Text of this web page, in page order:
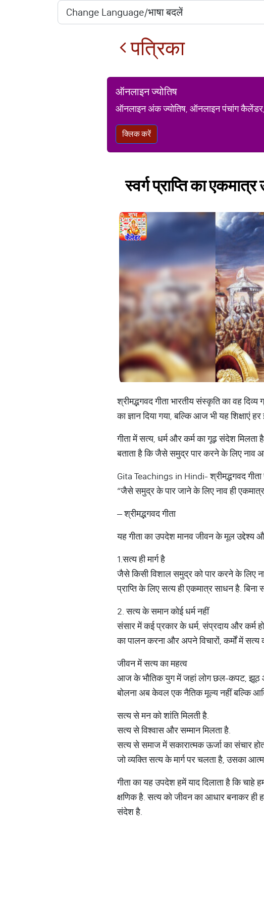
पत्रिका
ऑनलाइन ज्योतिष
ऑनलाइन अंक ज्योतिष, ऑनलाइन पंचांग कैलेंडर,
क्लिक करें
स्वर्ग प्राप्ति का
श्रीमद्भगवद गीता भारतीय संस्कृति का वह
का ज्ञान दिया गया, बल्कि आज भी यह शिक्षाएं
गीता में सत्य, धर्म और कर्म का गूढ़ संदेश मिलता
बताता है कि जैसे समुद्र पार करने के लिए नाव
Gita Teachings in Hindi- श्रीमद्भगवद
“जैसे समुद्र के पार जाने के लिए नाव ही
– श्रीमद्भगवद गीता
यह गीता का उपदेश मानव जीवन के मूल उद्देश्य
1.सत्य ही मार्ग है
जैसे किसी विशाल समुद्र को पार करने के लिए
प्राप्ति के लिए सत्य ही एकमात्र साधन है.
2. सत्य के समान कोई धर्म नहीं
संसार में कई प्रकार के धर्म, संप्रदाय और कर्म
का पालन करना और अपने विचारों, कर्मों में सत्य
जीवन में सत्य का महत्व
आज के भौतिक युग में जहां लोग छल-कपट, झूठ
बोलना अब केवल एक नैतिक मूल्य नहीं बल्कि
सत्य से मन को शांति मिलती है.
सत्य से विश्वास और सम्मान मिलता है.
सत्य से समाज में सकारात्मक ऊर्जा का संचार
जो व्यक्ति सत्य के मार्ग पर चलता है, उसका
गीता का यह उपदेश हमें याद दिलाता है कि
क्षणिक है. सत्य को जीवन का आधार बनाकर ही
संदेश है.